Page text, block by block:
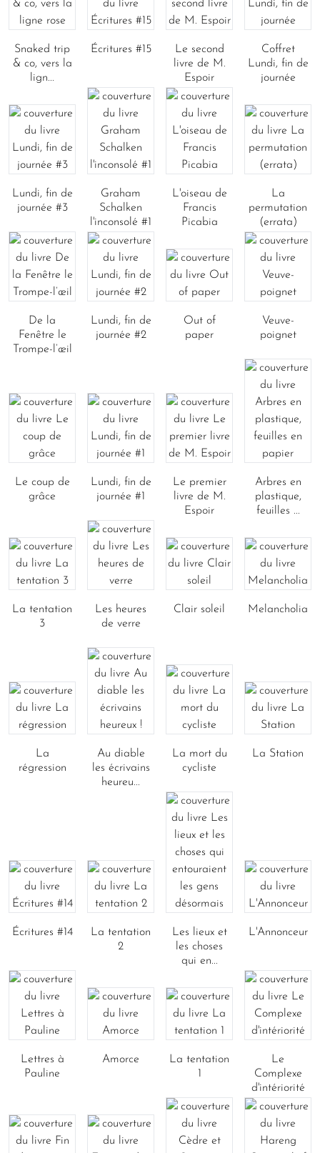
Snaked trip
& co, vers la
lign...
Écritures #15
Le second
livre de M.
Espoir
Coffret
Lundi, fin de
journée
Lundi, fin de
journée #3
Graham
Schalken
l'inconsolé #1
L'oiseau de
Francis
Picabia
La
permutation
(errata)
De la
Fenêtre le
Trompe-l’œil
Lundi, fin de
journée #2
Out of
paper
Veuve-
poignet
Le coup de
grâce
Lundi, fin de
journée #1
Le premier
livre de M.
Espoir
Arbres en
plastique,
feuilles ...
La tentation
3
Les heures
de verre
Clair soleil Melancholia
La
régression
Au diable
les écrivains
heureu...
La mort du
cycliste
La Station
Écritures #14
La tentation
2
Les lieux et
les choses
qui en...
L'Annonceur
Lettres à
Pauline
Amorce
La tentation
1
Le
Complexe
d'intériorité